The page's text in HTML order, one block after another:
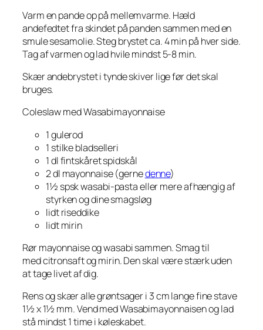
Varm en pande op på mellemvarme. Hæld
andefedtet fra skindet på panden sammen med en
smule sesamolie. Steg brystet ca. 4 min på hver side.
Tag af varmen og lad hvile mindst 5-8 min.
Skær andebrystet i tynde skiver lige før det skal
bruges.
Coleslaw med Wasabimayonnaise
1 gulerod
1 stilke bladselleri
1 dl fintskåret spidskål
2 dl mayonnaise (gernedenne)
1½ spsk wasabi-pasta eller mere afhængig af
styrken og dine smagsløg
lidt riseddike
lidt mirin
Rør mayonnaise og wasabi sammen. Smag til
med citronsaft og mirin. Den skal være stærk uden
at tage livet af dig.
Rens og skær alle grøntsager i 3 cm lange fine stave
1½ x 1½ mm. Vend med Wasabimayonnaisen og lad
stå mindst 1 time i køleskabet.